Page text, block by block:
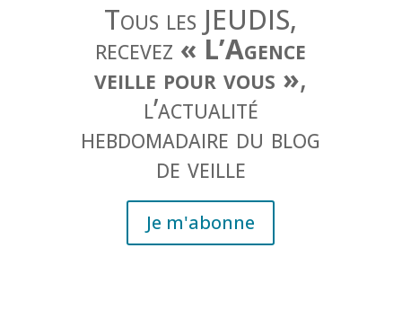
Tous les JEUDIS,
recevez « L’Agence
veille pour vous »,
l’actualité
hebdomadaire du blog
de veille
Je m'abonne